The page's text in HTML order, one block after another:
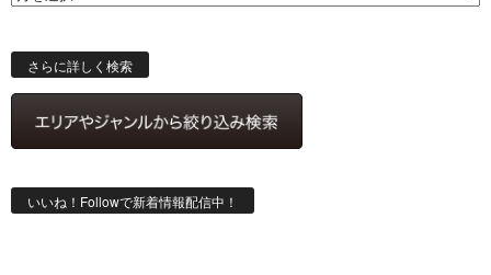
さらに詳しく検索
いいね！Followで新着情報配信中！